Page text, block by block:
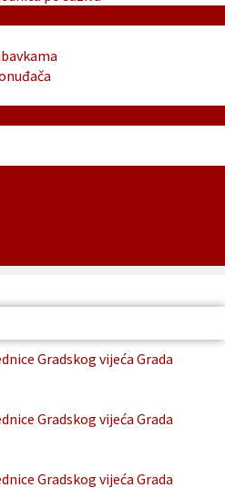
Gradskog vijeća Grada
Gradskog vijeća Grada
Gradskog vijeća Grada